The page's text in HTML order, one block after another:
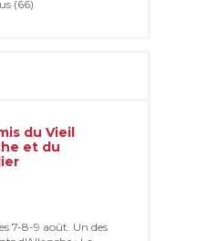
(66)
du Vieil
et du
7-8-9 août. Un des